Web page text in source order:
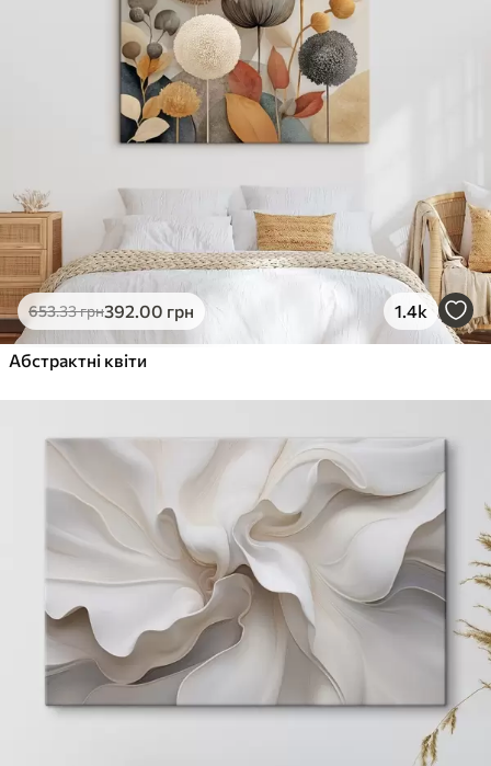
653.33грн392.00 грн 1.4k
Абстрактні квіти